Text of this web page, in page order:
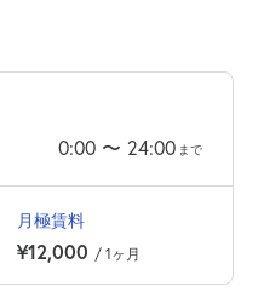
0:00 〜 24:00 まで
月極賃料
¥12,000 / 1ヶ月